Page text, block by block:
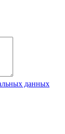
данных